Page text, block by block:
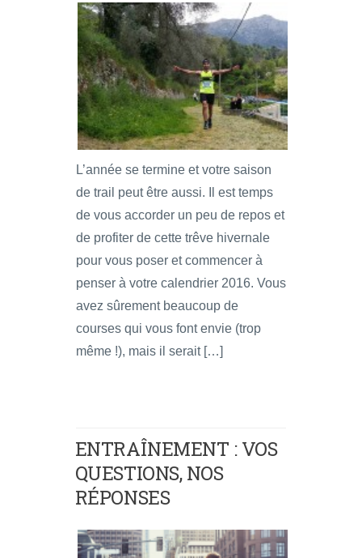
L’année se termine et votre saison
de trail peut être aussi. Il est temps
de vous accorder un peu de repos et
de profiter de cette trêve hivernale
pour vous poser et commencer à
penser à votre calendrier 2016. Vous
avez sûrement beaucoup de
courses qui vous font envie (trop
même !), mais il serait […]
ENTRAÎNEMENT : VOS
QUESTIONS, NOS
RÉPONSES